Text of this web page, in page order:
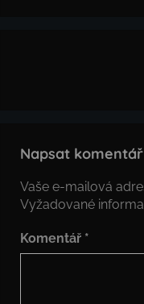
Napsat komentář
Vaše e-mailová
Vyžadované
Komentář *